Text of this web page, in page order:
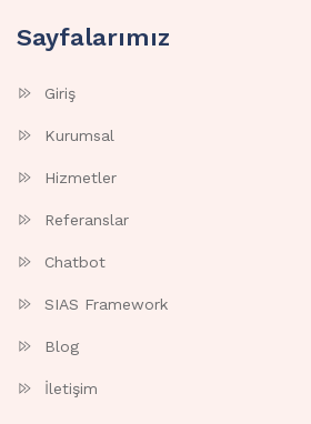
Sayfalarımız
Giriş
Kurumsal
Hizmetler
Referanslar
Chatbot
SIAS Framework
Blog
İletişim